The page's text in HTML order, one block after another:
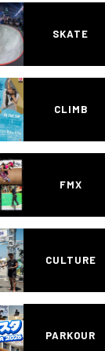
SKATE
CLIMB
FMX
CULTURE
PARKOUR